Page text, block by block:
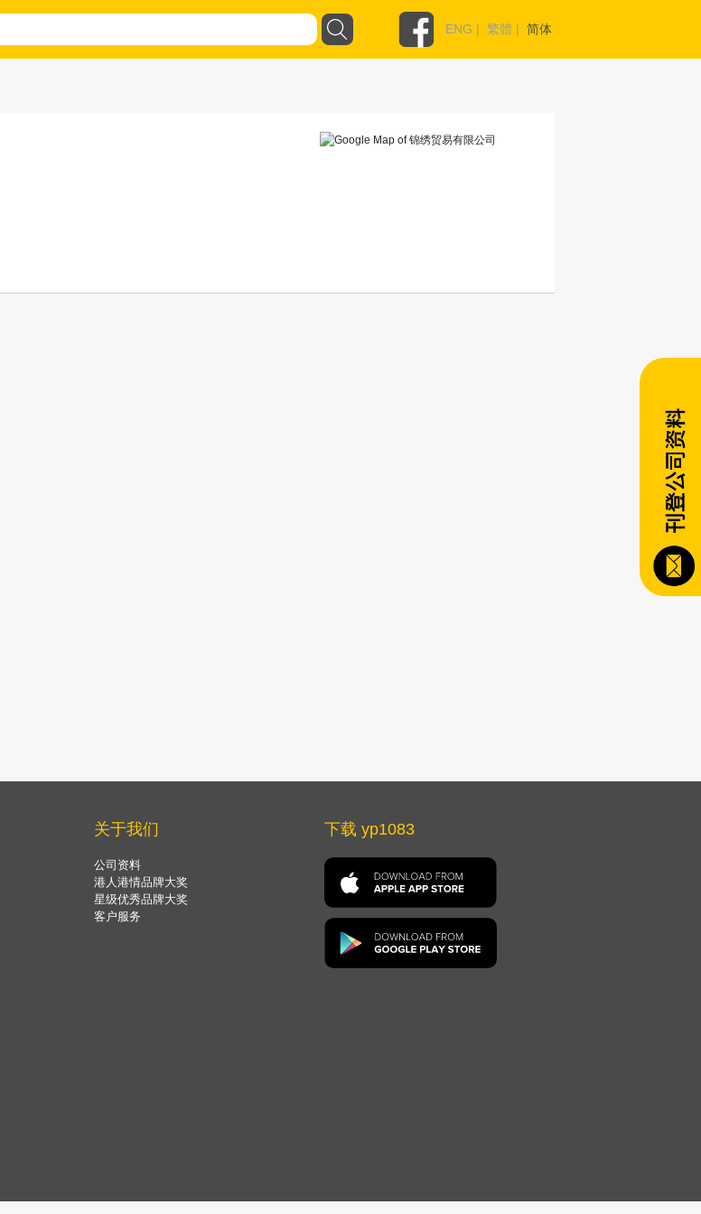
ENG | 繁體 | 简体
关于我们
公司资料
港人港情品牌大奖
星级优秀品牌大奖
客户服务
下载 yp1083